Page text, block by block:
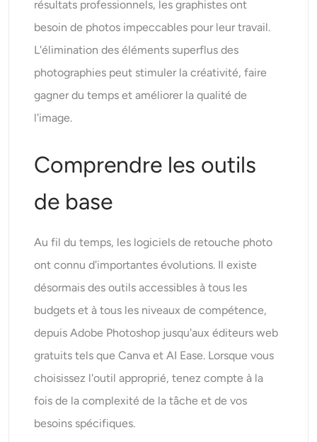
résultats professionnels, les graphistes ont
besoin de photos impeccables pour leur travail.
L'élimination des éléments superflus des
photographies peut stimuler la créativité, faire
gagner du temps et améliorer la qualité de
l'image.
Comprendre les outils
de base
Au fil du temps, les logiciels de retouche photo
ont connu d'importantes évolutions. Il existe
désormais des outils accessibles à tous les
budgets et à tous les niveaux de compétence,
depuis Adobe Photoshop jusqu'aux éditeurs web
gratuits tels que Canva et AI Ease. Lorsque vous
choisissez l'outil approprié, tenez compte à la
fois de la complexité de la tâche et de vos
besoins spécifiques.